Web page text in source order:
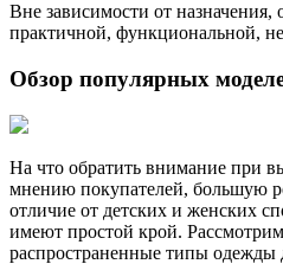
Вне зависимости от
практичной, функциональной,
Обзор популярных
На что обратить внимание при
мнению покупателей, большую
отличие от детских и женских
имеют простой крой.
распространенные типы одежды